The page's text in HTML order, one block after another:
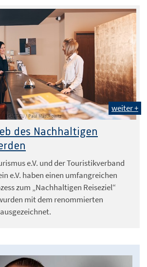
/ REACT-EU / Paul Masukowitz
weiter +
des Nachhaltigen
e.V. und der Touristikverband
e.V. haben einen umfangreichen
zum „Nachhaltigen Reiseziel“
mit dem renommierten